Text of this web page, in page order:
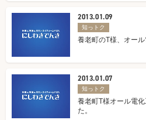
2013.01.09
知っトク
養老町のT様、オール
2013.01.07
知っトク
養老町T様オール電
た。